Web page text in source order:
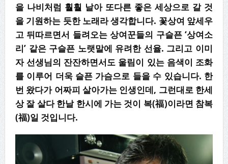
을 나비처럼 훨훨 날아 또다른 좋은 세상으로 갈 것
을 기원하는 듯한 노래라 생각합니다. 꽃상여 앞세우
고 뒤따르면서 들려오는 상여꾼들의 구슬픈‘상여소
리’ 같은 구슬픈 노랫말에 유려한 선율. 그리고 이미
자 선생님의 잔잔하면서도 울림이 있는 음색이 조화
를 이루어 더욱 슬픈 가슴으로 들을 수 있습니다. 한
번 왔다가 어짜피 살아가는 인생인데, 그런대로 한세
상 잘 살다 한날 한시에 가는 것이 복(福)이라면 참복
(福)일 것입니다.